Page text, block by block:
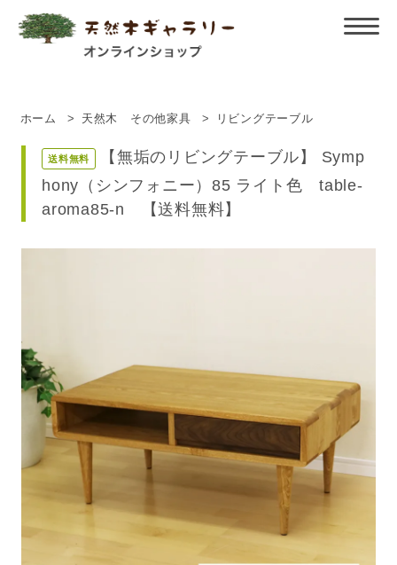
ホーム > 天然木 その他家具 > リビングテーブル
送料無料
【無垢のリビングテーブル】 Symp
hony（シンフォニー）85 ライト色 table-
aroma85-n 【送料無料】